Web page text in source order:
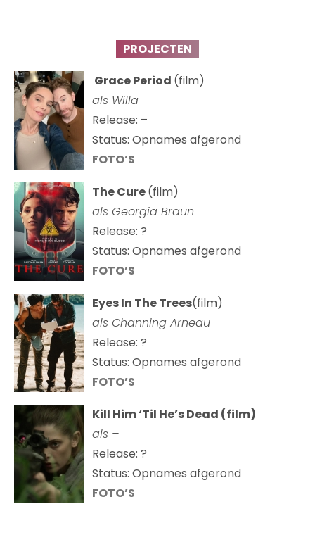
PROJECTEN
Grace Period (film)
als Willa
Release: –
Status: Opnames afgerond
FOTO’S
The Cure(film)
als Georgia Braun
Release: ?
Status: Opnames afgerond
FOTO’S
Eyes In The Trees(film)
als Channing Arneau
Release: ?
Status: Opnames afgerond
FOTO’S
Kill Him ‘Til He’s Dead (film)
als –
Release: ?
Status: Opnames afgerond
FOTO’S